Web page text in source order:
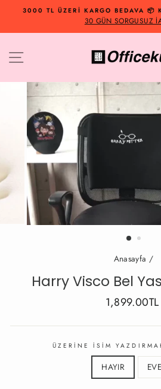
İçeriğe3000 TL ÜZERİ KARGO BEDAVA 📦
30 GÜN SORGUSUZ
Anasayfa /
Harry Visco Bel
Fiyat
İndirimli
1,899.00TL
ÜZERİNE İSİM
HAYIR